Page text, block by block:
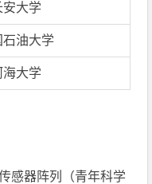
安大学
石油大学
海大学
感器阵列（青年科学